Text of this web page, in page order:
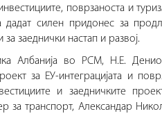
поврзаноста и
силен придонес за
заеднички настап и развој.
Албанија во РСМ, Н.Е.
за ЕУ-интеграцијата и
и заедничките
за транспорт, Александар